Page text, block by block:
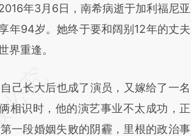
年3月6日，南希病逝于加利福尼亚
年94岁。她终于要和阔别12年的丈夫
界重逢。
长大后也成了演员，又嫁给了一名
识时，他的演艺事业不太成功，正
一段婚姻失败的阴霾，里根的政治事